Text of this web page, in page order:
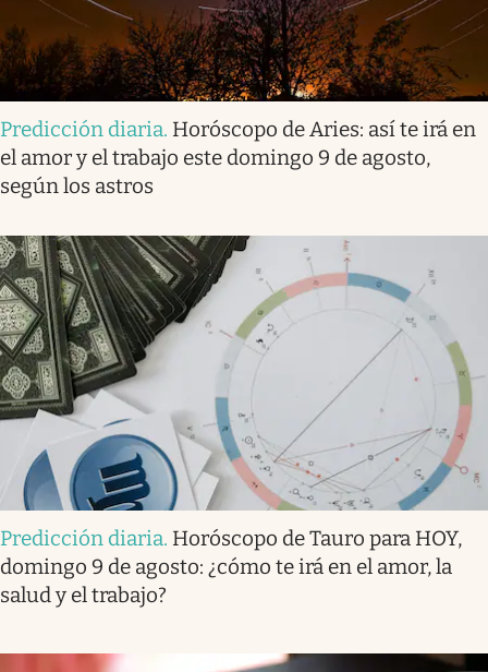
Predicción diaria. Horóscopo de Aries: así te irá en
el amor y el trabajo este domingo 9 de agosto,
según los astros
Predicción diaria. Horóscopo de Tauro para HOY,
domingo 9 de agosto: ¿cómo te irá en el amor, la
salud y el trabajo?